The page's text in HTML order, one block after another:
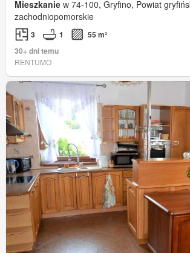
Mieszkanie w 74-100, Gryfino, Powiat
zachodniopomorskie
3 1
55 m²
30+ dni temu
RENTUMO